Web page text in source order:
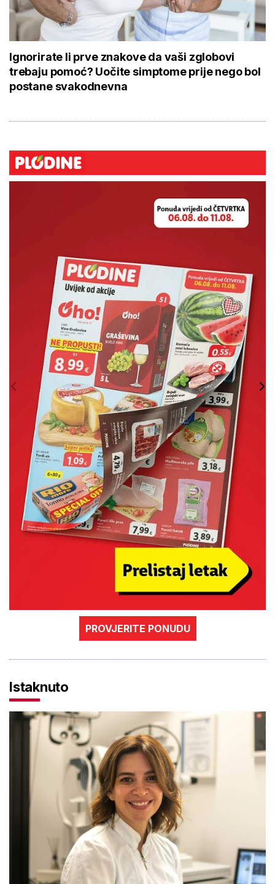
Ignorirate li prve znakove da vaši zglobovi
trebaju pomoć? Uočite simptome prije nego bol
postane svakodnevna
PROVJERITE PONUDU
Istaknuto